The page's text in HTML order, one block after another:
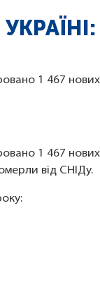
1 467
1 467 нових
від СНІДу.